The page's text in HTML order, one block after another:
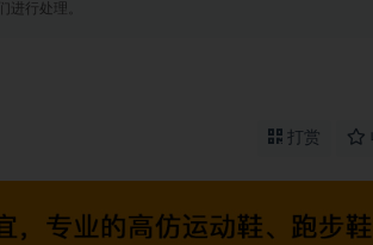
进行处理。
打赏